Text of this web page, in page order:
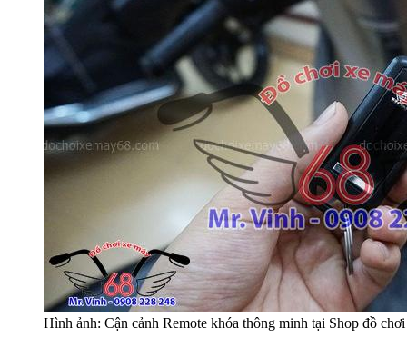
Hình ảnh: Cận cảnh Remote khóa thông minh tại Shop đồ